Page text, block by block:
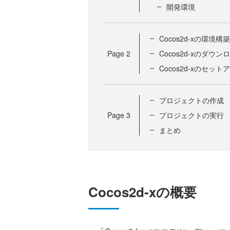
開発環境
Page 2
Cocos2d-xの環境構築
Cocos2d-xのダウン
Cocos2d-xのセット
Page 3
プロジェクトの作成
プロジェクトの実行
まとめ
Cocos2d-xの概要